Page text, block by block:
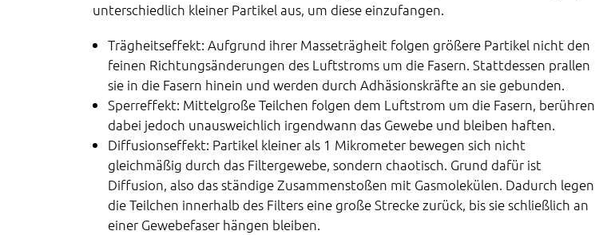
unterschiedlich kleiner Partikel aus, um diese einzufangen.
Trägheitseffekt: Aufgrund ihrer Masseträgheit folgen größere Partikel nicht den
feinen Richtungsänderungen des Luftstroms um die Fasern. Stattdessen prallen
sie in die Fasern hinein und werden durch Adhäsionskräfte an sie gebunden.
Sperreffekt: Mittelgroße Teilchen folgen dem Luftstrom um die Fasern, berühren
dabei jedoch unausweichlich irgendwann das Gewebe und bleiben haften.
Diffusionseffekt: Partikel kleiner als 1 Mikrometer bewegen sich nicht
gleichmäßig durch das Filtergewebe, sondern chaotisch. Grund dafür ist
Diffusion, also das ständige Zusammenstoßen mit Gasmolekülen. Dadurch legen
die Teilchen innerhalb des Filters eine große Strecke zurück, bis sie schließlich an
einer Gewebefaser hängen bleiben.